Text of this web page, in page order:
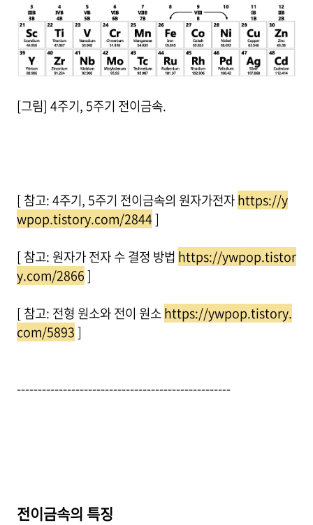
[그림] 4주기, 5주기 전이금속.
[ 참고: 4주기, 5주기 전이금속의 원자가전자https://y
wpop.tistory.com/2844]
[ 참고: 원자가 전자 수 결정 방법 https://ywpop.tistor
y.com/2866]
[ 참고: 전형 원소와 전이 원소https://ywpop.tistory.
com/5893]
---------------------------------------------------
전이금속의 특징